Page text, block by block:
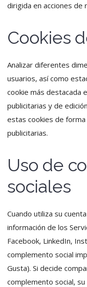
dirigida en acciones de
Cookies
Analizar diferentes
usuarios, así como
cookie más destacada
publicitarias y de
estas cookies de
publicitarias.
Uso de
sociales
Cuando utiliza su
información de los
Facebook, LinkedIn,
complemento social
Gusta). Si decide
complemento social,